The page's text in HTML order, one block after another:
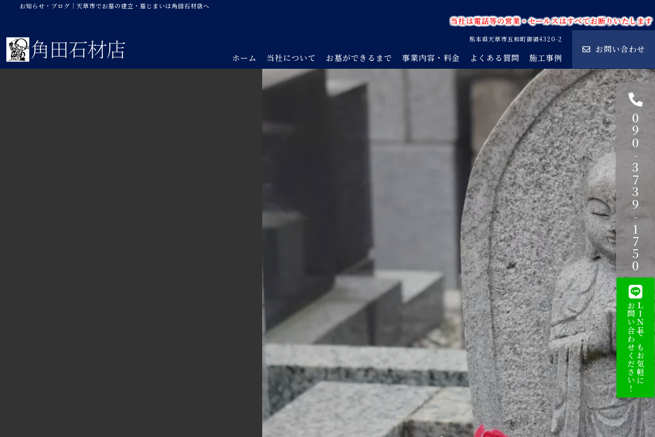
お知らせ・ブログ｜天草市でお墓の建立・墓じまいは角田石材店へ
当社は電話等の営業・セールスはすべてお断りいたします
熊本県天草市五和町御領4320-2
ホーム 当社について お墓ができるまで 事業内容・料金 よくある質問 施工事例
お問い合わせ
090-3739-1750
ＬＩＮＥでもお気軽に
お問い合わせください！